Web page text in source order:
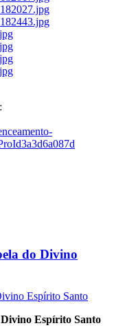
do Divino
Espírito Santo